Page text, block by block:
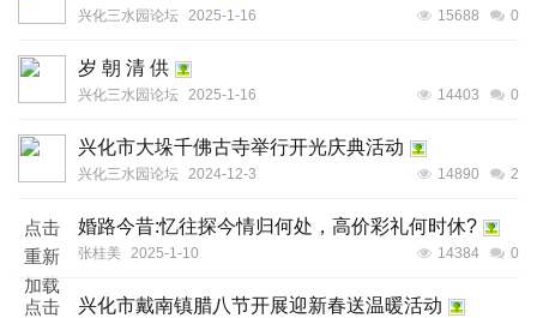
兴化三水园论坛 2025-1-16 15688 0
岁 朝 清 供
兴化三水园论坛 2025-1-16 14403 0
兴化市大垛千佛古寺举行开光庆典活动
兴化三水园论坛 2024-12-3 14890 2
点击
重新
加载
婚路今昔:忆往探今情归何处，高价彩礼何时休?
张桂美 2025-1-10 14384 0
点击
兴化市戴南镇腊八节开展迎新春送温暖活动